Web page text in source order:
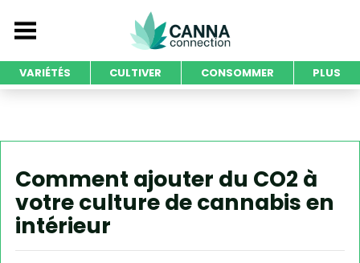
VARIÉTÉS CULTIVER CONSOMMER PLUS
Comment ajouter du CO2 à
votre culture de cannabis en
intérieur